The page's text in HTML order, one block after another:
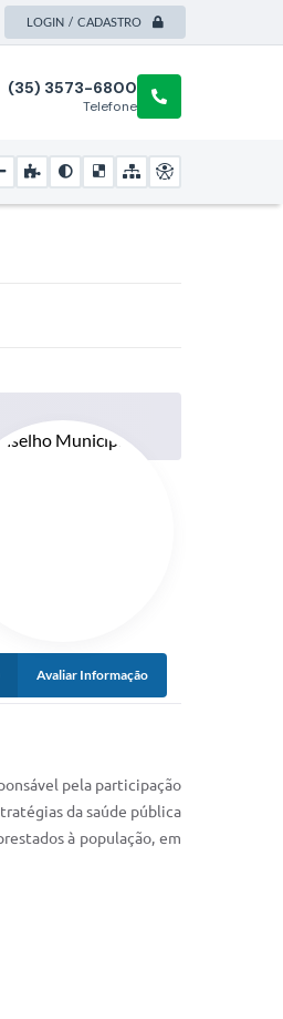
LOGIN / CADASTRO
Telefone
(35) 3573-6800
Avaliar Informação
pela participação
da saúde pública
à população, em